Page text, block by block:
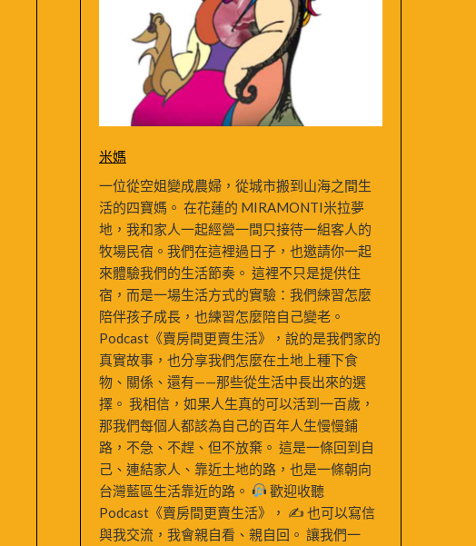
米媽
一位從空姐變成農婦，從城市搬到山海之間生
活的四寶媽。 在花蓮的 MIRAMONTI米拉夢
地，我和家人一起經營一間只接待一組客人的
牧場民宿。我們在這裡過日子，也邀請你一起
來體驗我們的生活節奏。 這裡不只是提供住
宿，而是一場生活方式的實驗：我們練習怎麼
陪伴孩子成長，也練習怎麼陪自己變老。
Podcast《賣房間更賣生活》，說的是我們家的
真實故事，也分享我們怎麼在土地上種下食
物、關係、還有——那些從生活中長出來的選
擇。 我相信，如果人生真的可以活到一百歲，
那我們每個人都該為自己的百年人生慢慢鋪
路，不急、不趕、但不放棄。 這是一條回到自
己、連結家人、靠近土地的路，也是一條朝向
台灣藍區生活靠近的路。
歡迎收聽
Podcast《賣房間更賣生活》， ✍ 也可以寫信
與我交流，我會親自看、親自回。 讓我們一